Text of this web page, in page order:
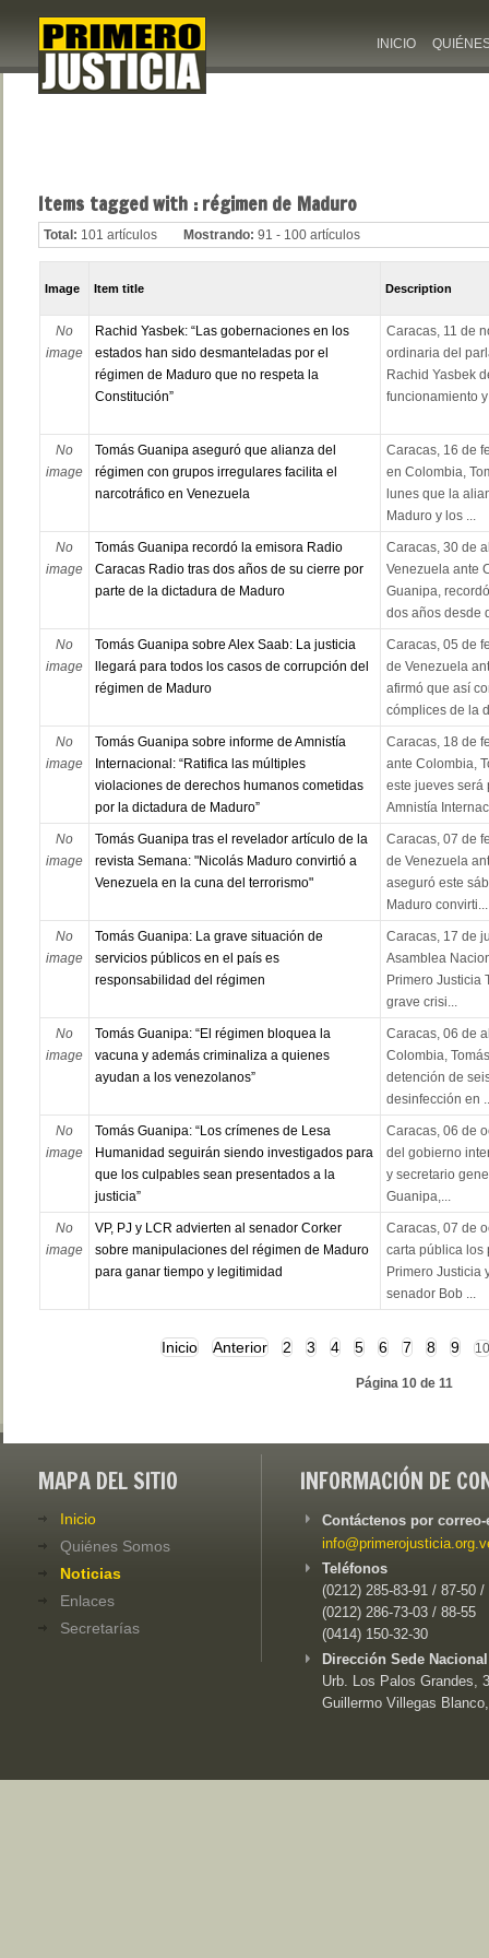
INICIO
Items tagged with : régimen de Maduro
Total: 101 artículos Mostrando: 91 - 100 artículos
Image Item title Description
No
image
Rachid Yasbek: “Las gobernaciones en los
estados han sido desmanteladas por el
régimen de Maduro que no respeta la
Constitución”
Caracas, 11 de
ordinaria del
Rachid Yasbek
funcionamiento y
No
image
Tomás Guanipa aseguró que alianza del
régimen con grupos irregulares facilita el
narcotráfico en Venezuela
Caracas, 16 de
en Colombia,
lunes que la
Maduro y los ...
No
image
Tomás Guanipa recordó la emisora Radio
Caracas Radio tras dos años de su cierre por
parte de la dictadura de Maduro
Caracas, 30 de
Venezuela ante
Guanipa,
dos años desde
No
image
Tomás Guanipa sobre Alex Saab: La justicia
llegará para todos los casos de corrupción del
régimen de Maduro
Caracas, 05 de
de Venezuela
afirmó que así
cómplices de la
No
image
Tomás Guanipa sobre informe de Amnistía
Internacional: “Ratifica las múltiples
violaciones de derechos humanos cometidas
por la dictadura de Maduro”
Caracas, 18 de
ante Colombia,
este jueves será
Amnistía
No
image
Tomás Guanipa tras el revelador artículo de la
revista Semana: "Nicolás Maduro convirtió a
Venezuela en la cuna del terrorismo"
Caracas, 07 de
de Venezuela
aseguró este
Maduro convirti...
No
image
Tomás Guanipa: La grave situación de
servicios públicos en el país es
responsabilidad del régimen
Caracas, 17 de
Asamblea
Primero Justicia
grave crisi...
No
image
Tomás Guanipa: “El régimen bloquea la
vacuna y además criminaliza a quienes
ayudan a los venezolanos”
Caracas, 06 de
Colombia,
detención de
desinfección en
No
image
Tomás Guanipa: “Los crímenes de Lesa
Humanidad seguirán siendo investigados para
que los culpables sean presentados a la
justicia”
Caracas, 06 de
del gobierno
y secretario
Guanipa,...
No
image
VP, PJ y LCR advierten al senador Corker
sobre manipulaciones del régimen de Maduro
para ganar tiempo y legitimidad
Caracas, 07 de
carta pública los
Primero Justicia
senador Bob ...
Inicio Anterior 2 3 4 5 6 7 8 9 10
Página 10 de 11
MAPA DEL SITIO
Inicio
Quiénes Somos
Noticias
Enlaces
Secretarías
INFORMACIÓN DE
Contáctenos por
Teléfonos
(0212) 285-83-91 / 87-50 /
(0212) 286-73-03 / 88-55
(0414) 150-32-30
Dirección Sede
Urb. Los Palos Grandes,
Guillermo Villegas